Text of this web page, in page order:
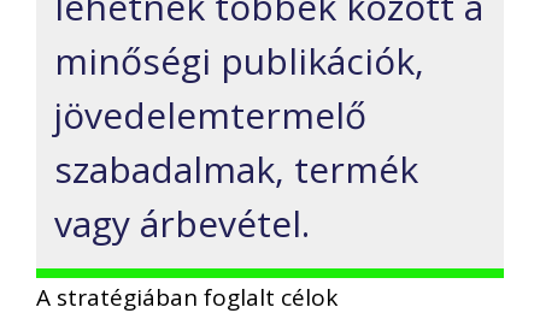
minőségi publikációk,
jövedelemtermelő
szabadalmak, termék
vagy árbevétel.
A stratégiában foglalt célok